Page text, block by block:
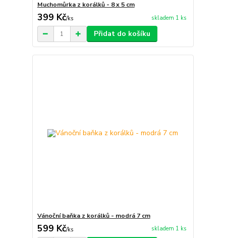
Muchomůrka z korálků - 8 x 5 cm
399 Kč/ks skladem 1 ks
Přidat do košíku
Vánoční baňka z korálků - modrá 7 cm
599 Kč/ks skladem 1 ks